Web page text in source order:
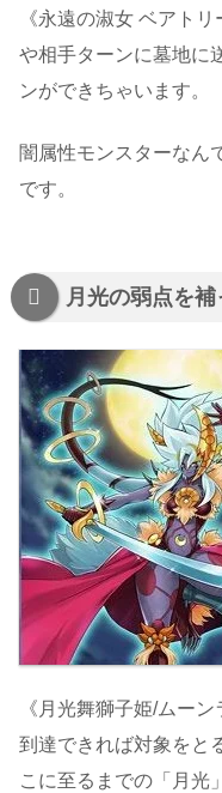
《永遠の淑女 ベアトリ
や相手ターンに墓地に
ンができちゃいます。
闇属性モンスターなん
です。
月光の弱点を
《月光舞獅子姫/ムー
到達できれば対象をと
こに至るまでの「月光